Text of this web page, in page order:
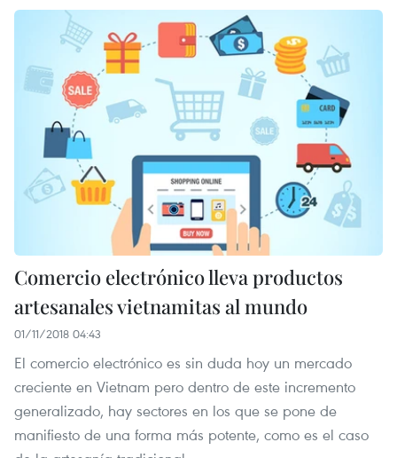
Comercio electrónico lleva productos
artesanales vietnamitas al mundo
01/11/2018 04:43
El comercio electrónico es sin duda hoy un mercado
creciente en Vietnam pero dentro de este incremento
generalizado, hay sectores en los que se pone de
manifiesto de una forma más potente, como es el caso